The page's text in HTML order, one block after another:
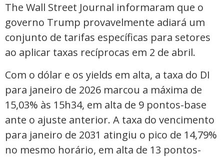
The Wall Street Journal informaram que o
governo Trump provavelmente adiará um
conjunto de tarifas específicas para setores
ao aplicar taxas recíprocas em 2 de abril.
Com o dólar e os yields em alta, a taxa do DI
para janeiro de 2026 marcou a máxima de
15,03% às 15h34, em alta de 9 pontos-base
ante o ajuste anterior. A taxa do vencimento
para janeiro de 2031 atingiu o pico de 14,79%
no mesmo horário, em alta de 13 pontos-